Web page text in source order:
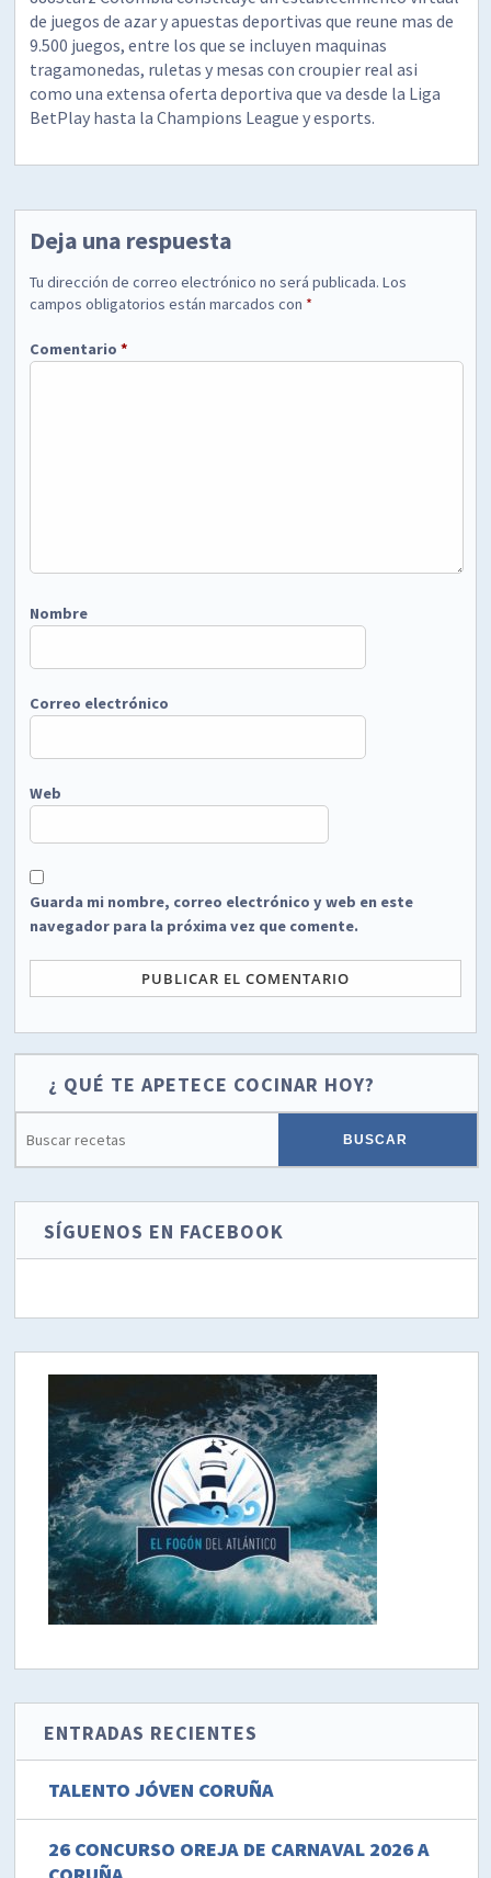
de juegos de azar y apuestas deportivas que reune mas de
9.500 juegos, entre los que se incluyen maquinas
tragamonedas, ruletas y mesas con croupier real asi
como una extensa oferta deportiva que va desde la Liga
BetPlay hasta la Champions League y esports.
Deja una respuesta
Tu dirección de correo electrónico no será publicada. Los
campos obligatorios están marcados con *
Comentario*
Nombre
Correo electrónico
Web
Guarda mi nombre, correo electrónico y web en este
navegador para la próxima vez que comente.
¿ QUÉ TE APETECE COCINAR HOY?
SÍGUENOS EN FACEBOOK
ENTRADAS RECIENTES
TALENTO JÓVEN CORUÑA
26 CONCURSO OREJA DE CARNAVAL 2026 A